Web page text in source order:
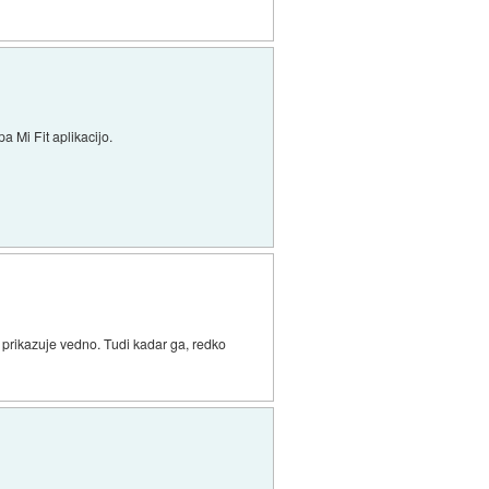
Mi Fit aplikacijo.
vedno. Tudi kadar ga, redko